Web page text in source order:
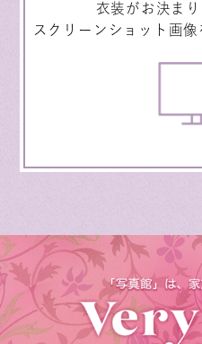
衣装がお決ま
スクリーンショット画